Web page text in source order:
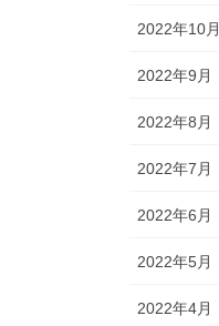
2022年10月
2022年9月
2022年8月
2022年7月
2022年6月
2022年5月
2022年4月